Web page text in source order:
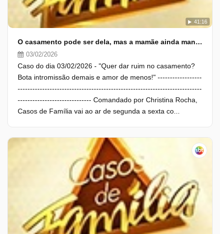
41:16
O casamento pode ser dela, mas a mamãe ainda manda!
03/02/2026
Caso do dia 03/02/2026 - "Quer dar ruim no casamento?
Bota intromissão demais e amor de menos!" ------------------
---------------------------------------------------------------------------
------------------------------ Comandado por Christina Rocha,
Casos de Família vai ao ar de segunda a sexta co...